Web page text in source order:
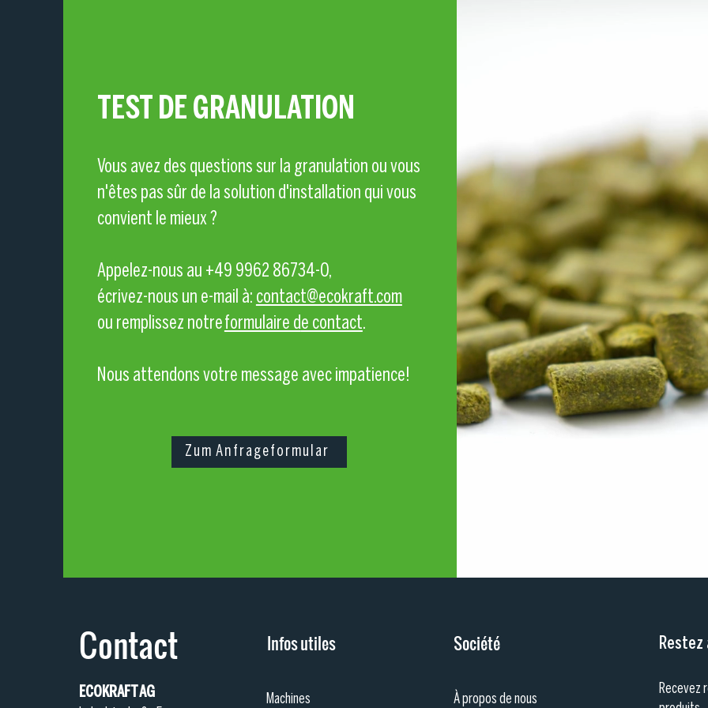
TEST DE GRANULATION
Vous avez des questions sur la granulation ou vous
n'êtes pas sûr de la solution d'installation qui vous
convient le mieux ?
Appelez-nous au +49 9962 86734-0,
écrivez-nous un e-mail à: contact@ecokraft.com
ou remplissez notreformulaire de contact.
Nous attendons votre message avec impatience!
Zum Anfrageformular
Contact
ECOKRAFT AG
Infos utiles
Machines
Société
À propos de nous
Recevez